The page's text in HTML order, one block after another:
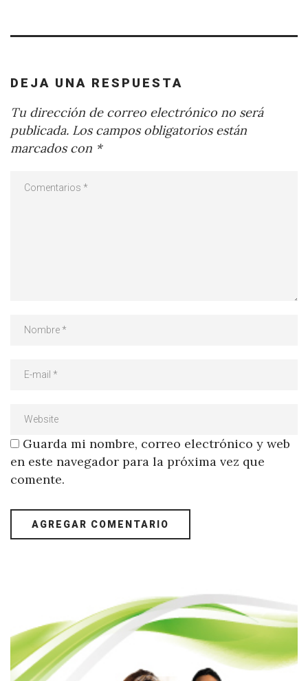
DEJA UNA RESPUESTA
Tu dirección de correo electrónico no será
publicada. Los campos obligatorios están
marcados con *
Guarda mi nombre, correo electrónico y web
en este navegador para la próxima vez que
comente.